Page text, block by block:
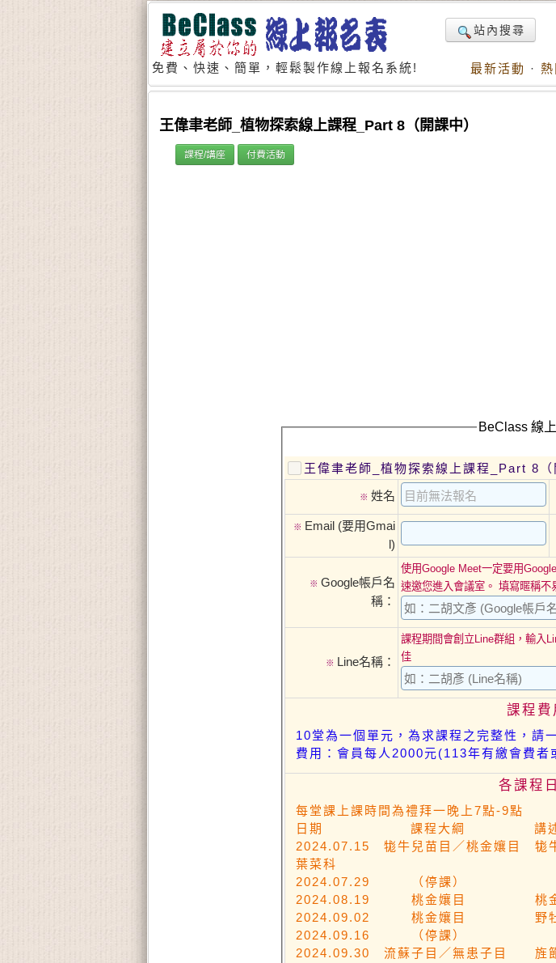
免費、快速、簡單，輕鬆製作線上報名系統!
站內搜尋
最新活動 ·
王偉聿老師_植物探索線上課程_Part 8（開課中）
課程/講座 付費活動
BeClass 線
王偉聿老師_植物探索線上課程_Part 8（
※ 姓名
※ Email (要用Gmai
l)
※ Google帳戶名
稱：
使用Google Meet一定要用
速邀您進入會議室。 填寫暱稱不
※ Line名稱：
課程期間會創立Line群組，輸入
佳
課程費
10堂為一個單元，為求課程之完整性，請
費用：會員每人2000元(113年有繳會費
各課程
每堂課上課時間為禮拜一晚上7點-9點
日期 課程大綱 講述
2024.07.15 牻牛兒苗目／桃金孃目 牻
葉菜科
2024.07.29 （停課）
2024.08.19 桃金孃目 桃金孃
2024.09.02 桃金孃目 野牡
2024.09.16 （停課）
2024.09.30 流蘇子目／無患子目 旌節